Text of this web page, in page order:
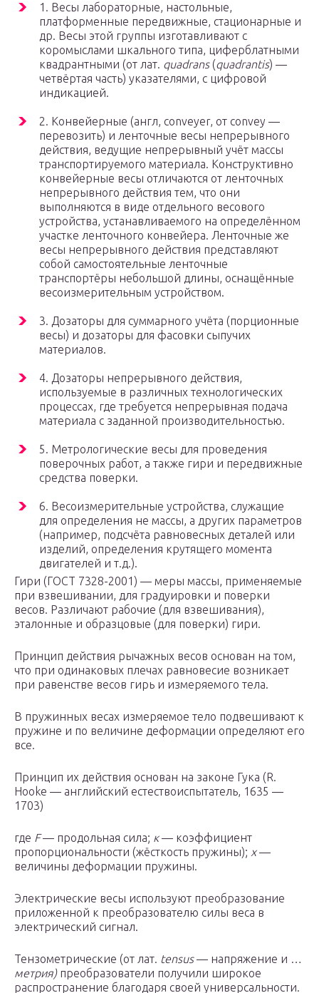
1. Весы лабораторные, настольные,
платформенные передвижные, стационарные и
др. Весы этой группы изготавливают с
коромыслами шкального типа, циферблатными
квадрантными (от лат. quadrans(quadrantis) —
четвёртая часть) указателями, с цифровой
индикацией.
2. Конвейерные (англ, conveyer, от convey —
перевозить) и ленточные весы непрерывного
действия, ведущие непрерывный учёт массы
транспортируемого материала. Конструктивно
конвейерные весы отличаются от ленточных
непрерывного действия тем, что они
выполняются в виде отдельного весового
устройства, устанавливаемого на определённом
участке ленточного конвейера. Ленточные же
весы непрерывного действия представляют
собой самостоятельные ленточные
транспортёры небольшой длины, оснащённые
весоизмерительным устройством.
3. Дозаторы для суммарного учёта (порционные
весы) и дозаторы для фасовки сыпучих
материалов.
4. Дозаторы непрерывного действия,
используемые в различных технологических
процессах, где требуется непрерывная подача
материала с заданной производительностью.
5. Метрологические весы для проведения
поверочных работ, а также гири и передвижные
средства поверки.
6. Весоизмерительные устройства, служащие
для определения не массы, а других параметров
(например, подсчёта равновесных деталей или
изделий, определения крутящего момента
двигателей и т.д.).
Гири (ГОСТ 7328-2001) — меры массы, применяемые
при взвешивании, для градуировки и поверки
весов. Различают рабочие (для взвешивания),
эталонные и образцовые (для поверки) гири.
Принцип действия рычажных весов основан на том,
что при одинаковых плечах равновесие возникает
при равенстве весов гирь и измеряемого тела.
В пружинных весах измеряемое тело подвешивают к
пружине и по величине деформации определяют его
все.
Принцип их действия основан на законе Гука (R.
Hooke — английский естествоиспытатель, 1635 —
1703)
где F— продольная сила; к— коэффициент
пропорциональности (жёсткость пружины); х—
величины деформации пружины.
Электрические весы используют преобразование
приложенной к преобразователю силы веса в
электрический сигнал.
Тензометрические (от лат. tensus— напряжение и …
метрия) преобразователи получили широкое
распространение благодаря своей универсальности.